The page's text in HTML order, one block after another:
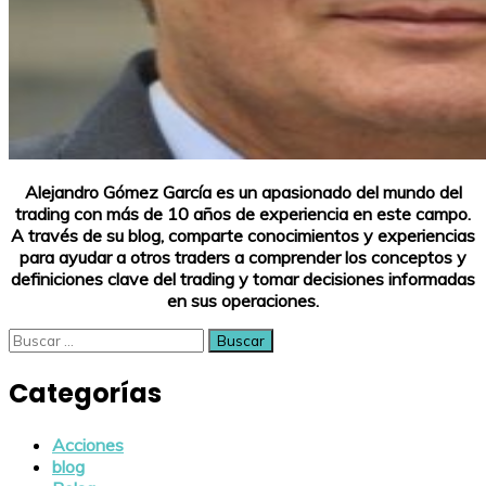
Alejandro Gómez García es un apasionado del mundo del
trading con más de 10 años de experiencia en este campo.
A través de su blog, comparte conocimientos y experiencias
para ayudar a otros traders a comprender los conceptos y
definiciones clave del trading y tomar decisiones informadas
en sus operaciones.
Buscar:
Categorías
Acciones
blog